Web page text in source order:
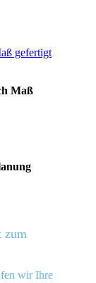
Maß
zum
wir Ihre